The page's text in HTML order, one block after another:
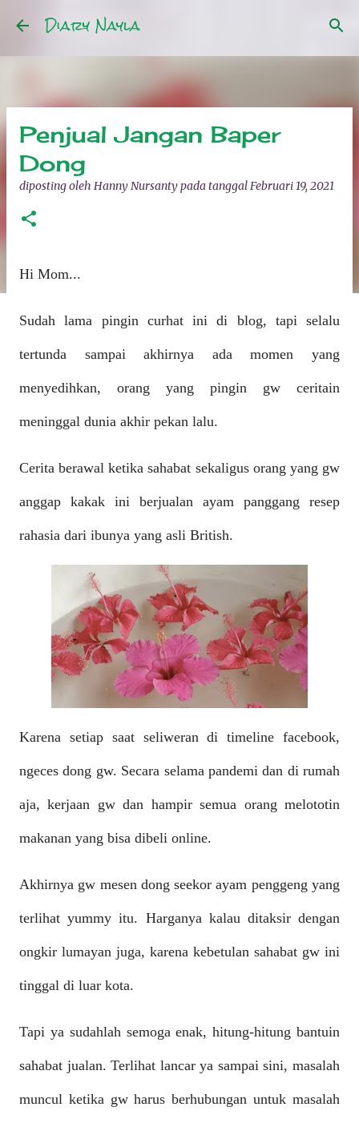
Langsung ke konten utama
Diary Nayla
Penjual Jangan Baper
Dong
diposting oleh Hanny Nursantypada tanggalFebruari 19, 2021
Hi Mom...
Sudah lama pingin curhat ini di blog, tapi selalu
tertunda sampai akhirnya ada momen yang
menyedihkan, orang yang pingin gw ceritain
meninggal dunia akhir pekan lalu.
Cerita berawal ketika sahabat sekaligus orang yang gw
anggap kakak ini berjualan ayam panggang resep
rahasia dari ibunya yang asli British.
Karena setiap saat seliweran di timeline facebook,
ngeces dong gw. Secara selama pandemi dan di rumah
aja, kerjaan gw dan hampir semua orang melototin
makanan yang bisa dibeli online.
Akhirnya gw mesen dong seekor ayam penggeng yang
terlihat yummy itu. Harganya kalau ditaksir dengan
ongkir lumayan juga, karena kebetulan sahabat gw ini
tinggal di luar kota.
Tapi ya sudahlah semoga enak, hitung-hitung bantuin
sahabat jualan. Terlihat lancar ya sampai sini, masalah
muncul ketika gw harus berhubungan untuk masalah